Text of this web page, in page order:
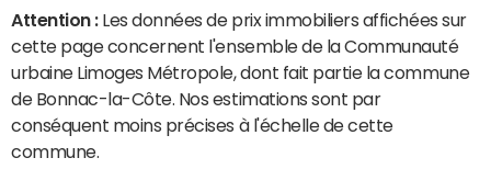
Attention : Les données de prix immobiliers affichées sur
cette page concernent l'ensemble de la Communauté
urbaine Limoges Métropole, dont fait partie la commune
de Bonnac-la-Côte. Nos estimations sont par
conséquent moins précises à l'échelle de cette
commune.